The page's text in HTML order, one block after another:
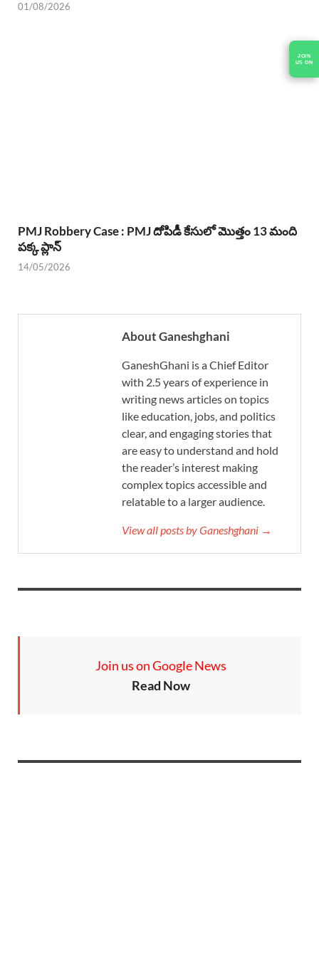
JOIN
US ON
01/08/2026
PMJ Robbery Case : PMJ దోపిడీ కేసులో మొత్తం 13 మంది
పక్క ప్లాన్
14/05/2026
About Ganeshghani
GaneshGhani is a Chief Editor
with 2.5 years of experience in
writing news articles on topics
like education, jobs, and politics
clear, and engaging stories that
are easy to understand and hold
the reader’s interest making
complex topics accessible and
relatable to a larger audience.
View all posts by Ganeshghani →
Join us on Google News
Read Now